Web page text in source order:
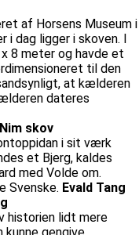
af Horsens Museum i
i dag ligger i skoven. I
8 meter og havde et
til den
at kælderen
dateres
skov
i sit værk
et Bjerg, kaldes
med Volde om.
Svenske. Evald Tang
historien lidt mere
gengive